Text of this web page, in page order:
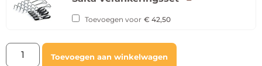
Toevoegen voor € 42,50
Toevoegen aan winkelwagen